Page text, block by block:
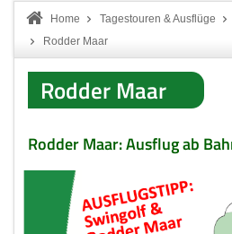
Home Tagestouren & Ausflüge
Rodder Maar
Rodder Maar
Rodder Maar: Ausflug ab